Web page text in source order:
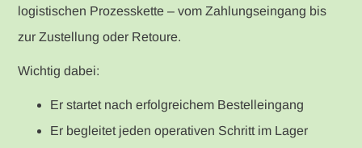
logistischen Prozesskette – vom Zahlungseingang bis
zur Zustellung oder Retoure.
Wichtig dabei:
Er startet nach erfolgreichem Bestelleingang
Er begleitet jeden operativen Schritt im Lager